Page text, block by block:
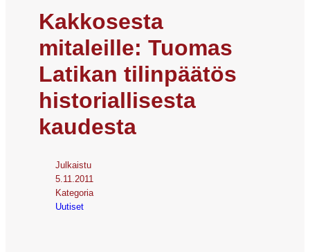
Kakkosesta
mitaleille: Tuomas
Latikan tilinpäätös
historiallisesta
kaudesta
Julkaistu
5.11.2011
Kategoria
Uutiset